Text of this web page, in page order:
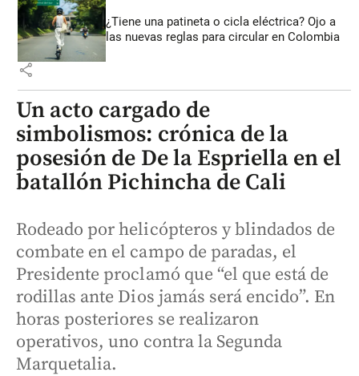
¿Tiene una patineta o cicla eléctrica? Ojo a
las nuevas reglas para circular en Colombia
share
Un acto cargado de
simbolismos: crónica de la
posesión de De la Espriella en el
batallón Pichincha de Cali
Rodeado por helicópteros y blindados de
combate en el campo de paradas, el
Presidente proclamó que “el que está de
rodillas ante Dios jamás será encido”. En
horas posteriores se realizaron
operativos, uno contra la Segunda
Marquetalia.